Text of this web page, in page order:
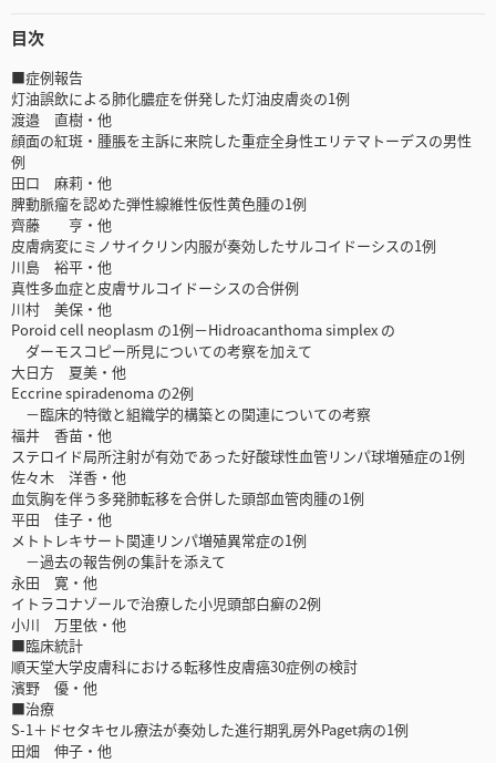
目次
■症例報告
灯油誤飲による肺化膿症を併発した灯油皮膚炎の1例
渡邉 直樹・他
顔面の紅斑・腫脹を主訴に来院した重症全身性エリテマトーデスの男性
例
田口 麻莉・他
脾動脈瘤を認めた弾性線維性仮性黄色腫の1例
齊藤 亨・他
皮膚病変にミノサイクリン内服が奏効したサルコイドーシスの1例
川島 裕平・他
真性多血症と皮膚サルコイドーシスの合併例
川村 美保・他
Poroid cell neoplasm の1例－Hidroacanthoma simplex の
ダーモスコピー所見についての考察を加えて
大日方 夏美・他
Eccrine spiradenoma の2例
－臨床的特徴と組織学的構築との関連についての考察
福井 香苗・他
ステロイド局所注射が有効であった好酸球性血管リンパ球増殖症の1例
佐々木 洋香・他
血気胸を伴う多発肺転移を合併した頭部血管肉腫の1例
平田 佳子・他
メトトレキサート関連リンパ増殖異常症の1例
－過去の報告例の集計を添えて
永田 寛・他
イトラコナゾールで治療した小児頭部白癬の2例
小川 万里依・他
■臨床統計
順天堂大学皮膚科における転移性皮膚癌30症例の検討
濱野 優・他
■治療
S-1＋ドセタキセル療法が奏効した進行期乳房外Paget病の1例
田畑 伸子・他